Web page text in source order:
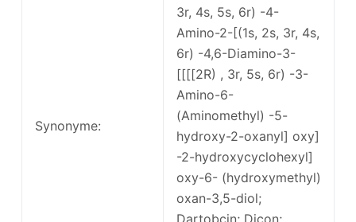
Synonyme:
3r, 4s, 5s, 6r) -4-
Amino-2-[(1s, 2s, 3r, 4s,
6r) -4,6-Diamino-3-
[[[[2R) , 3r, 5s, 6r) -3-
Amino-6-
(Aminomethyl) -5-
hydroxy-2-oxanyl] oxy]
-2-hydroxycyclohexyl]
oxy-6- (hydroxymethyl)
oxan-3,5-diol;
Dartobcin; Dicon;